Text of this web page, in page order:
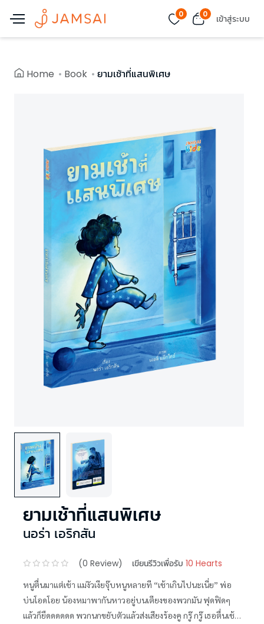
0 0 เข้าสู่ระบบ
Home Book ยามเช้าที่แสนพิเศษ
ยามเช้าที่แสนพิเศษ
นอร่า เอริกสัน
(0 Review) เขียนรีวิวเพื่อรับ 10 Hearts
หนูตื่นมาแต่เช้า แม่งัวเงียจุ๊บหนูหลายที “เช้าเกินไปนะเนี่ย” พ่อ
บ่นโอดโอย น้องหมาพากันหาวอยู่บนเตียงของพวกมัน ฟุดฟิดๆ
แล้วก็ยืดดดดดด พวกนกขยับตัวแล้วส่งเสียงร้องคู กรู๊ กรู๊ เธอตื่นเช้า